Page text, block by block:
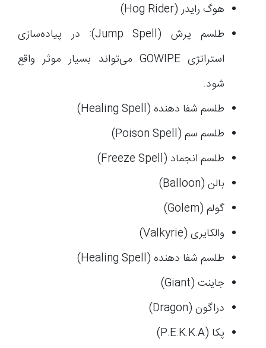
هوگ رایدر (Hog Rider)
طلسم پرش (Jump Spell): در پیاده‌سازی
استراتژی GOWIPE می‌تواند بسیار موثر واقع
شود.
طلسم شفا دهنده (Healing Spell)
طلسم سم (Poison Spell)
طلسم انجماد (Freeze Spell)
بالن (Balloon)
گولم (Golem)
والکایری (Valkyrie)
طلسم شفا دهنده (Healing Spell)
جاینت (Giant)
دراگون (Dragon)
پکا (P.E.K.K.A)